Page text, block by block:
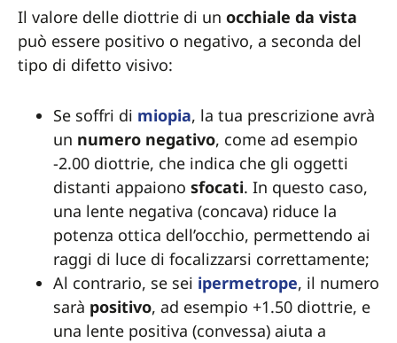
Il valore delle diottrie di un occhiale da vista
può essere positivo o negativo, a seconda del
tipo di difetto visivo:
Se soffri di miopia, la tua prescrizione avrà
un numero negativo, come ad esempio
-2.00 diottrie, che indica che gli oggetti
distanti appaiono sfocati. In questo caso,
una lente negativa (concava) riduce la
potenza ottica dell’occhio, permettendo ai
raggi di luce di focalizzarsi correttamente;
Al contrario, se sei ipermetrope, il numero
sarà positivo, ad esempio +1.50 diottrie, e
una lente positiva (convessa) aiuta a